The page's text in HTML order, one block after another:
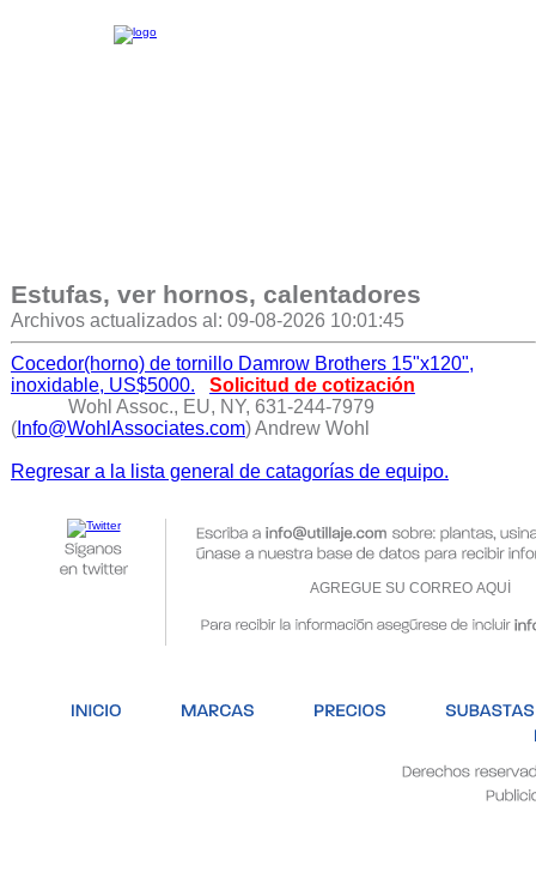
Estufas, ver hornos, calentadores
Archivos actualizados al: 09-08-2026 10:01:45
Cocedor(horno) de tornillo Damrow Brothers 15"x120",
inoxidable, US$5000.
Solicitud de cotización
Wohl Assoc., EU, NY, 631-244-7979
(Info@WohlAssociates.com) Andrew Wohl
Regresar a la lista general de catagorías de equipo.